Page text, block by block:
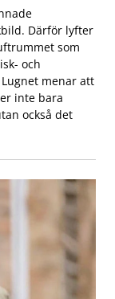
Därför lyfter
som
och
menar att
inte bara
också det